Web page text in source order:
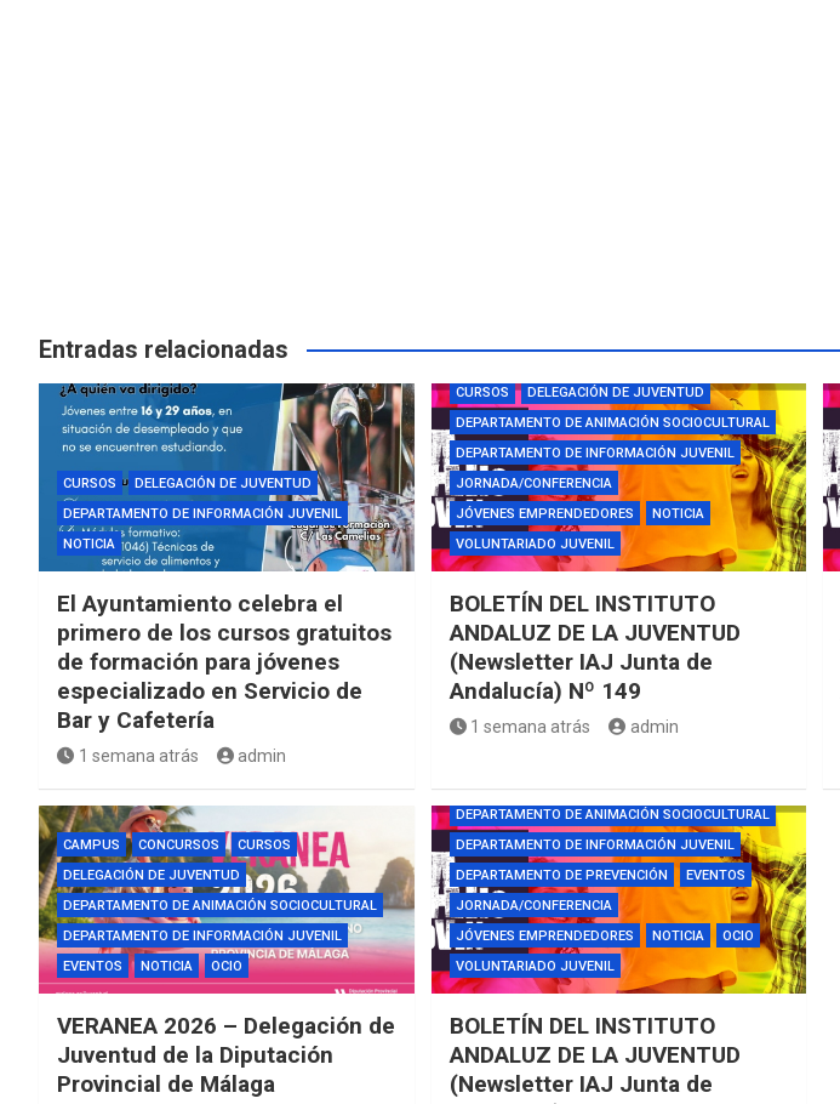
Entradas relacionadas
CURSOS
DELEGACIÓN DE JUVENTUD
DEPARTAMENTO DE INFORMACIÓN JUVENIL
NOTICIA
El Ayuntamiento celebra el
primero de los cursos gratuitos
de formación para jóvenes
especializado en Servicio de
Bar y Cafetería
1 semana atrás admin
CURSOS
DELEGACIÓN DE JUVENTUD
DEPARTAMENTO DE ANIMACIÓN SOCIOCULTURAL
DEPARTAMENTO DE INFORMACIÓN JUVENIL
JORNADA/CONFERENCIA
JÓVENES EMPRENDEDORES
NOTICIA
VOLUNTARIADO JUVENIL
BOLETÍN DEL INSTITUTO
ANDALUZ DE LA JUVENTUD
(Newsletter IAJ Junta de
Andalucía) Nº 149
1 semana atrás admin
CAMPUS CONCURSOS
CURSOS
DELEGACIÓN DE JUVENTUD
DEPARTAMENTO DE ANIMACIÓN SOCIOCULTURAL
DEPARTAMENTO DE INFORMACIÓN JUVENIL
EVENTOS
NOTICIA OCIO
VERANEA 2026 – Delegación de
Juventud de la Diputación
Provincial de Málaga
DEPARTAMENTO DE ANIMACIÓN SOCIOCULTURAL
DEPARTAMENTO DE INFORMACIÓN JUVENIL
DEPARTAMENTO DE PREVENCIÓN
EVENTOS
JORNADA/CONFERENCIA
JÓVENES EMPRENDEDORES
NOTICIA
OCIO
VOLUNTARIADO JUVENIL
BOLETÍN DEL INSTITUTO
ANDALUZ DE LA JUVENTUD
(Newsletter IAJ Junta de